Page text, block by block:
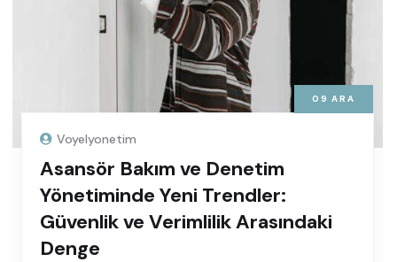
09 ARA
Voyelyonetim
Asansör Bakım ve Denetim
Yönetiminde Yeni Trendler:
Güvenlik ve Verimlilik Arasındaki
Denge